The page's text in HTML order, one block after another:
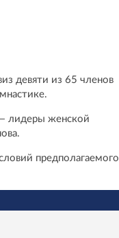
девяти из 65 членов
лидеры женской
предполагаемого